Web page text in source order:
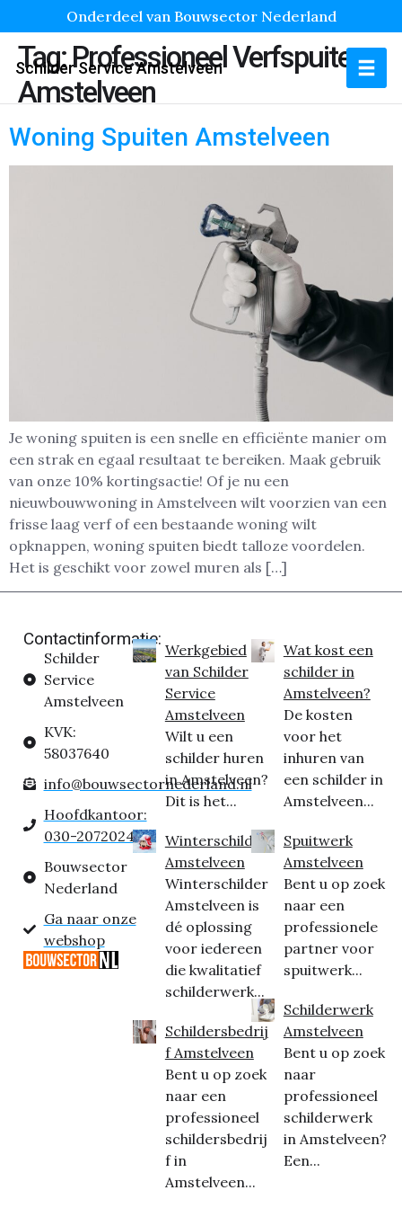
Onderdeel van Bouwsector Nederland
Schilder Service Amstelveen
Tag:Professioneel Verfspuiten
Amstelveen
Woning Spuiten Amstelveen
Je woning spuiten is een snelle en efficiënte manier om
een strak en egaal resultaat te bereiken. Maak gebruik
van onze 10% kortingsactie! Of je nu een
nieuwbouwwoning in Amstelveen wilt voorzien van een
frisse laag verf of een bestaande woning wilt
opknappen, woning spuiten biedt talloze voordelen.
Het is geschikt voor zowel muren als […]
Contactinformatie:
Schilder
Service
Amstelveen
KVK:
58037640
info@bouwsectornederland.nl
Hoofdkantoor:
030-2072024
Bouwsector
Nederland
Ga naar onze
webshop
Werkgebied
van Schilder
Service
Amstelveen
Wilt u een
schilder huren
in Amstelveen?
Dit is het...
Winterschilder
Amstelveen
Winterschilder
Amstelveen is
dé oplossing
voor iedereen
die kwalitatief
schilderwerk...
Schildersbedrij
f Amstelveen
Bent u op zoek
naar een
professioneel
schildersbedrij
f in
Amstelveen...
Wat kost een
schilder in
Amstelveen?
De kosten
voor het
inhuren van
een schilder in
Amstelveen...
Spuitwerk
Amstelveen
Bent u op zoek
naar een
professionele
partner voor
spuitwerk...
Schilderwerk
Amstelveen
Bent u op zoek
naar
professioneel
schilderwerk
in Amstelveen?
Een...